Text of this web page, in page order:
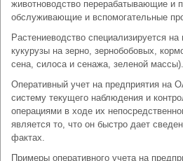
животноводство перерабатывающие и
обслуживающие и вспомогательные
Растениеводство специализируется
кукурузы на зерно, зернобобовых,
сена, силоса и сенажа, зеленой массы).
Оперативный учет на предприятия на
систему текущего наблюдения и
операциями в ходе их
является то, что он быстро дает
фактах.
Примеры оперативного учета на